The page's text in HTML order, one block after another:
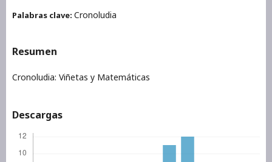
Palabras clave: Cronoludia
Resumen
Cronoludia: Viñetas y Matemáticas
Descargas